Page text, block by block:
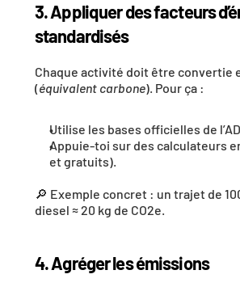
3. Appliquer des facteurs
standardisés
Chaque activité doit être convertie
(équivalent carbone). Pour ça :
Utilise les bases officielles de
Appuie-toi sur des calculateurs
et gratuits).
🔎 Exemple concret : un trajet de
diesel ≈ 20 kg de CO2e.
4. Agréger les émissions